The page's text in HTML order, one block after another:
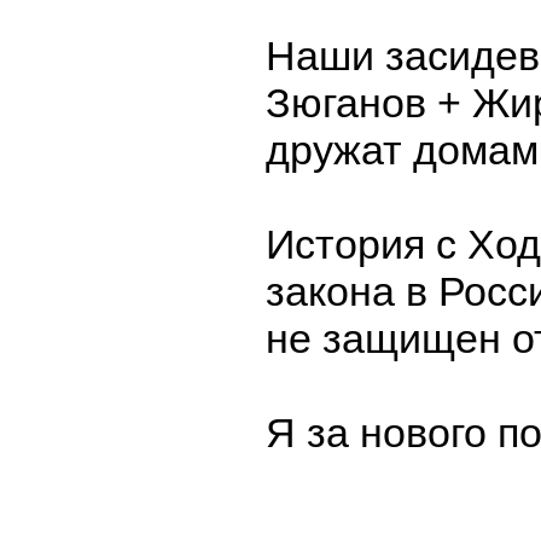
Наши
Зюганов +
дружат
История с
закона в
не защищен
Я за нового